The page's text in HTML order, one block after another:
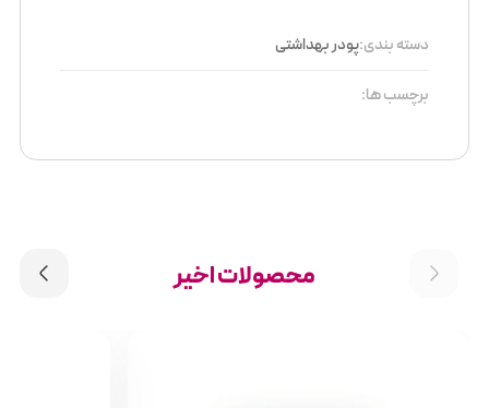
دسته بندی:پودر بهداشتی
برچسب ها:
محصولات اخیر